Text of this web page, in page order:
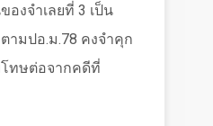
องจำเลยที่ 3 เป็น
ามปอ.ม.78 คงจำคุก
ทษต่อจากคดีที่